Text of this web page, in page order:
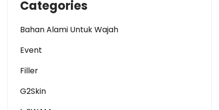
Categories
Bahan Alami Untuk Wajah
Event
Filler
G2Skin